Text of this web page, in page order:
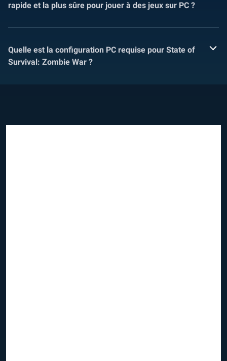
rapide et la plus sûre pour jouer à des jeux sur PC ?
Quelle est la configuration PC requise pour State of
Survival: Zombie War ?